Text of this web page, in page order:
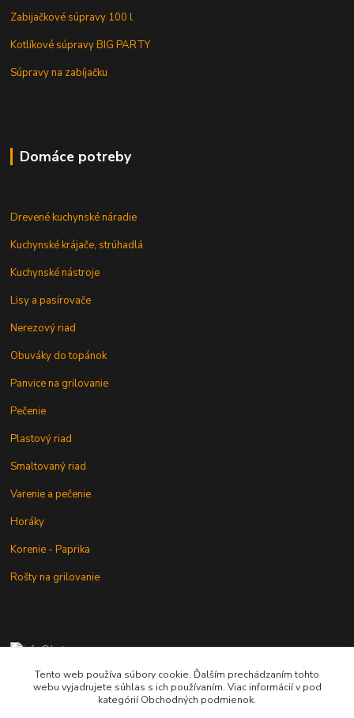
Zabijačkové súpravy 100 l
Kotlíkové súpravy BIG PARTY
Súpravy na zabíjačku
Domáce potreby
Drevené kuchynské náradie
Kuchynské krájače, strúhadlá
Kuchynské nástroje
Lisy a pasírovače
Nerezový riad
Obuváky do topánok
Panvice na grilovanie
Pečenie
Plastový riad
Smaltovaný riad
Varenie a pečenie
Horáky
Korenie - Paprika
Rošty na grilovanie
+421 902 212 007
od 8:00 - do 16:00 hod
Tento web používa súbory cookie. Ďalším prechádzaním tohto
webu vyjadrujete súhlas s ich používaním. Viac informácií v pod
kategórií Obchodných podmienok.